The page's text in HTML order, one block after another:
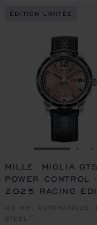
ÉDITION LIMITÉE
ALLER À
MILLE MIGLIA GTS
POWER CONTROL -
2025 RACING
43 MM, AUTOMATIQUE,
STEEL™